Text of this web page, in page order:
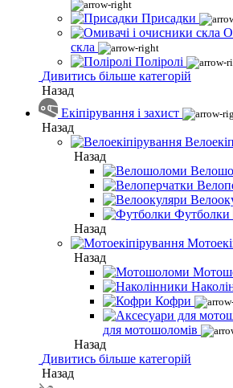
Присадки
скла
Поліролі
Дивитись більше категорій
Назад
Екіпірування і захист
Назад
Назад
Футболки
Назад
Назад
Кофри
для мотошоломів
Назад
Дивитись більше категорій
Назад